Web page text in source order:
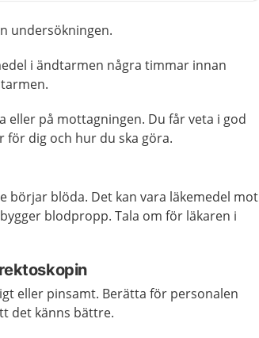
undersökningen.
i ändtarmen några timmar innan
eller på mottagningen. Du får veta i god
för dig och hur du ska göra.
börjar blöda. Det kan vara läkemedel mot
blodpropp. Tala om för läkaren i
eller pinsamt. Berätta för personalen
det känns bättre.